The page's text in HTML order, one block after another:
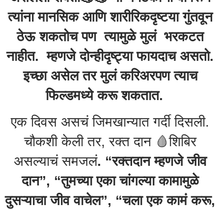
त्यांना मानसिक आणि शारीरिकदृष्टया गुंतवून
ठेऊ शकतोच पण त्यामुळे मुलं भरकटत
नाहीत. म्हणजे दोन्हीदृष्ट्या फायदाच असतो.
इच्छा असेल तर मुलं करिअरपण त्याच
फिल्डमध्ये करू शकतात.
एक दिवस असचं जिमखान्यात गर्दी दिसली.
चौकशी केली तर, रक्त दान 🩸शिबिर
असल्याचं समजलं. “रक्तदान म्हणजे जीव
दान”, “तुमच्या एका चांगल्या कामामुळे
दुसऱ्याचा जीव वाचेल”, “चला एक कामं करू,